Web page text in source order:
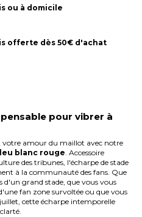
ou à domicile
offerte dès 50€ d'achat
pour vibrer à
amour du maillot avec notre
blanc rouge. Accessoire
des tribunes, l'écharpe de stade
à la communauté des fans. Que
d'un grand stade, que vous vous
fan zone survoltée ou que vous
cette écharpe intemporelle